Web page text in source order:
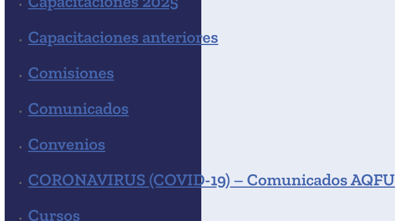
Capacitaciones anteriores
Comisiones
Comunicados
Convenios
CORONAVIRUS (COVID-19) – Comunicados AQFU
Cursos